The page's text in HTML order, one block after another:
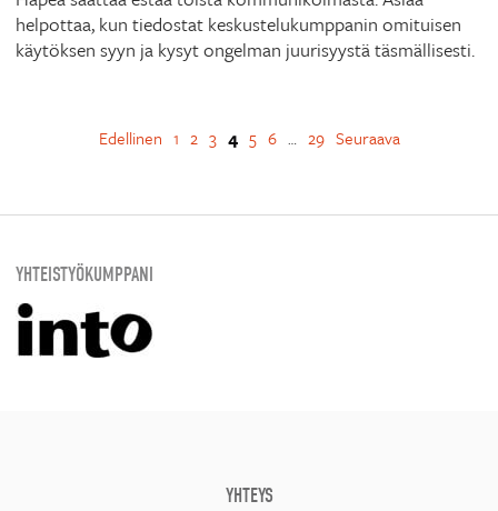
helpottaa, kun tiedostat keskustelukumppanin omituisen
käytöksen syyn ja kysyt ongelman juurisyystä täsmällisesti.
Edellinen 1 2 3 4 5 6 … 29 Seuraava
YHTEISTYÖKUMPPANI
YHTEYS